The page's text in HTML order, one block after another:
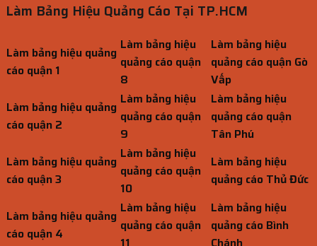
Làm Bảng Hiệu Quảng Cáo Tại TP.HCM
Làm bảng hiệu quảng
cáo quận 1
Làm bảng hiệu
quảng cáo quận
8
Làm bảng hiệu
quảng cáo quận Gò
Vấp
Làm bảng hiệu quảng
cáo quận 2
Làm bảng hiệu
quảng cáo quận
9
Làm bảng hiệu
quảng cáo quận
Tân Phú
Làm bảng hiệu quảng
cáo quận 3
Làm bảng hiệu
quảng cáo quận
10
Làm bảng hiệu
quảng cáo Thủ Đức
Làm bảng hiệu quảng
cáo quận 4
Làm bảng hiệu
quảng cáo quận
Làm bảng hiệu
quảng cáo Bình